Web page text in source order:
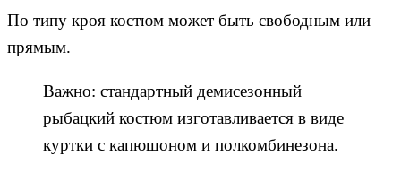
По типу кроя костюм может быть свободным или
прямым.
Важно: стандартный демисезонный
рыбацкий костюм изготавливается в виде
куртки с капюшоном и полкомбинезона.